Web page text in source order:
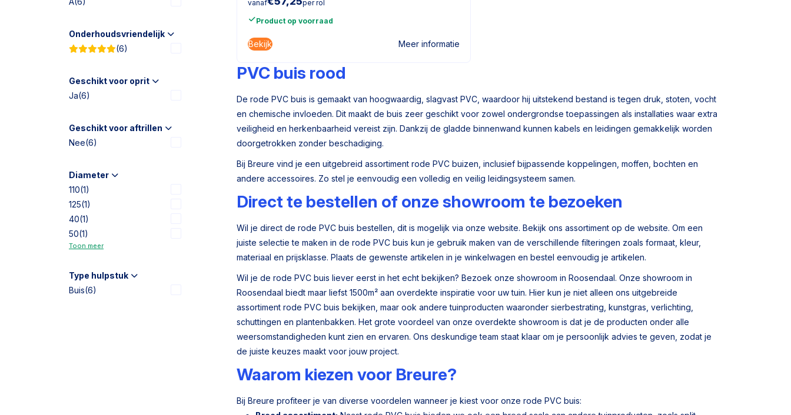
Onderhoudsvriendelijk
(6)
Geschikt voor oprit
Ja(6)
Geschikt voor aftrillen
Nee(6)
Diameter
110(1)
125(1)
40(1)
50(1)
Toon meer
Type hulpstuk
Buis(6)
vanaf per rol
Product op voorraad
Bekijk Meer informatie
PVC buis rood
De rode PVC buis is gemaakt van hoogwaardig, slagvast PVC, waardoor hij uitstekend bestand is tegen druk, stoten, vocht
en chemische invloeden. Dit maakt de buis zeer geschikt voor zowel ondergrondse toepassingen als installaties waar extra
veiligheid en herkenbaarheid vereist zijn. Dankzij de gladde binnenwand kunnen kabels en leidingen gemakkelijk worden
doorgetrokken zonder beschadiging.
Bij Breure vind je een uitgebreid assortiment rode PVC buizen, inclusief bijpassende koppelingen, moffen, bochten en
andere accessoires. Zo stel je eenvoudig een volledig en veilig leidingsysteem samen.
Direct te bestellen of onze showroom te bezoeken
Wil je direct de rode PVC buis bestellen, dit is mogelijk via onze website. Bekijk ons assortiment op de website. Om een
juiste selectie te maken in de rode PVC buis kun je gebruik maken van de verschillende filteringen zoals formaat, kleur,
materiaal en prijsklasse. Plaats de gewenste artikelen in je winkelwagen en bestel eenvoudig je artikelen.
Wil je de rode PVC buis liever eerst in het echt bekijken? Bezoek onze showroom in Roosendaal. Onze showroom in
Roosendaal biedt maar liefst 1500m² aan overdekte inspiratie voor uw tuin. Hier kun je niet alleen ons uitgebreide
assortiment rode PVC buis bekijken, maar ook andere tuinproducten waaronder sierbestrating, kunstgras, verlichting,
schuttingen en plantenbakken. Het grote voordeel van onze overdekte showroom is dat je de producten onder alle
weersomstandigheden kunt zien en ervaren. Ons deskundige team staat klaar om je persoonlijk advies te geven, zodat je
de juiste keuzes maakt voor jouw project.
Waarom kiezen voor Breure?
Bij Breure profiteer je van diverse voordelen wanneer je kiest voor onze rode PVC buis: